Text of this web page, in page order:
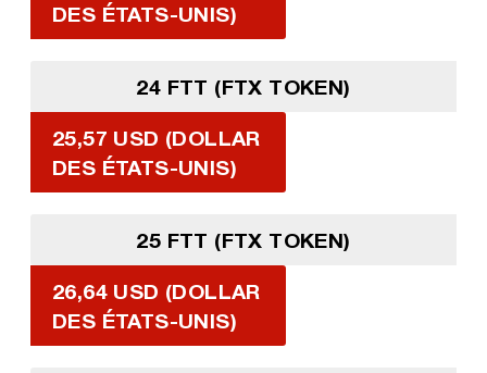
DES ÉTATS-UNIS)
24 FTT (FTX TOKEN)
25,57 USD (DOLLAR
DES ÉTATS-UNIS)
25 FTT (FTX TOKEN)
26,64 USD (DOLLAR
DES ÉTATS-UNIS)